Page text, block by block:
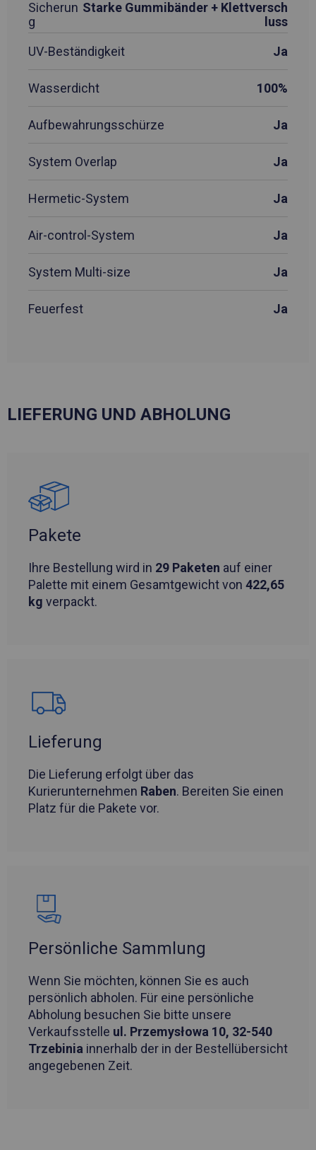
Sicherun
g
Starke Gummibänder + Klettversch
luss
UV-Beständigkeit
Ja
Wasserdicht 100%
Aufbewahrungsschürze Ja
System Overlap Ja
Hermetic-System Ja
Air-control-System Ja
System Multi-size Ja
Feuerfest Ja
LIEFERUNG UND ABHOLUNG
Pakete
Ihre Bestellung wird in 29 Paketen auf einer
Palette mit einem Gesamtgewicht von 422,65
kg verpackt.
Lieferung
Die Lieferung erfolgt über das
Kurierunternehmen Raben. Bereiten Sie einen
Platz für die Pakete vor.
Persönliche Sammlung
Wenn Sie möchten, können Sie es auch
persönlich abholen. Für eine persönliche
Abholung besuchen Sie bitte unsere
Verkaufsstelle ul. Przemysłowa 10, 32-540
Trzebinia innerhalb der in der Bestellübersicht
angegebenen Zeit.